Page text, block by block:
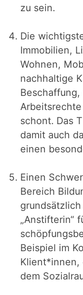
zu sein.
Die
Immobilien,
Wohnen,
nachhaltige
schont. Das
damit auch
einen
Einen
Bereich
„Anstifterin“
Beispiel im
Klient*innen,
dem